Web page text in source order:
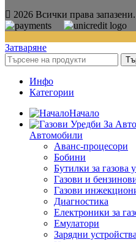
2026 Всички права запазени.
Затваряне
Инфо
Категории
Начало
Автомобили
Аванс-процесори
Бобини
Бутилки за газова
Газови и
Газови
Диагностика
Електроники за
Емулатори
Зарядни устройства